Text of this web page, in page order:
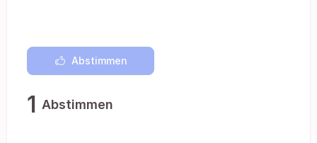
Abstimmen
1 Abstimmen